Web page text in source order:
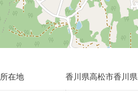
所在地 香川県高松市香川